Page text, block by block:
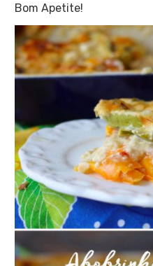
Bom Apetite!